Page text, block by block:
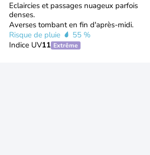
Eclaircies et passages nuageux parfois
denses.
Averses tombant en fin d'après-midi.
Risque de pluie
55 %
Indice UV11 Extrême